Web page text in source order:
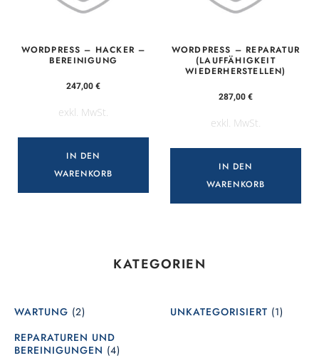
KATEGORIEN
WARTUNG (2) UNKATEGORISIERT (1)
REPARATUREN UND
BEREINIGUNGEN (4)
WORDPRESS – HACKER –
BEREINIGUNG
247,00€
exkl. MwSt.
IN DEN
WARENKORB
WORDPRESS – REPARATUR
(LAUFFÄHIGKEIT
WIEDERHERSTELLEN)
287,00€
exkl. MwSt.
IN DEN
WARENKORB